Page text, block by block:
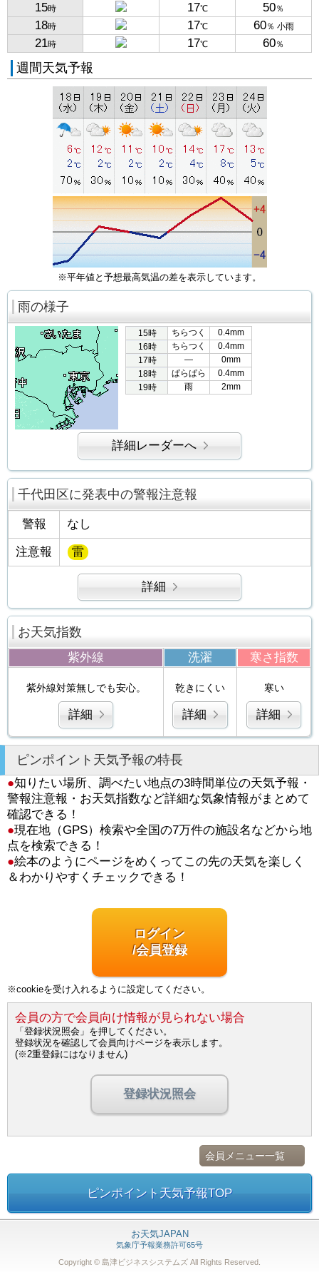
15時 17℃ 50％
18時 17℃ 60％ 小雨
21時 17℃ 60％
週間天気予報
※平年値と予想最高気温の差を表示しています。
雨の様子
15時 ちらつく
0.4mm
16時
ちらつく
0.4mm
17時
―
0mm
18時
ぱらぱら
0.4mm
19時
雨 2mm
詳細レーダーへ
千代田区に発表中の警報注意報
警報 なし
注意報 雷
詳細
お天気指数
紫外線 洗濯 寒さ指数
紫外線対策無しでも安心。
詳細
乾きにくい
詳細
寒い
詳細
ピンポイント天気予報の特長
●知りたい場所、調べたい地点の3時間単位の天気予報・
警報注意報・お天気指数など詳細な気象情報がまとめて
確認できる！
●現在地（GPS）検索や全国の7万件の施設名などから地
点を検索できる！
●絵本のようにページをめくってこの先の天気を楽しく
＆わかりやすくチェックできる！
ログイン
/会員登録
※cookieを受け入れるように設定してください。
会員の方で会員向け情報が見られない場合
「登録状況照会」を押してください。
登録状況を確認して会員向けページを表示します。
(※2重登録にはなりません)
登録状況照会
会員メニュー一覧
ピンポイント天気予報TOP
お天気JAPAN
気象庁予報業務許可65号
Copyright © 島津ビジネスシステムズ All Rights Reserved.